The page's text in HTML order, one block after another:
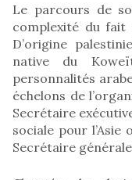
Le parcours de
complexité du fait
D’origine
native du
personnalités
échelons de
Secrétaire
sociale pour l’Asie
Secrétaire